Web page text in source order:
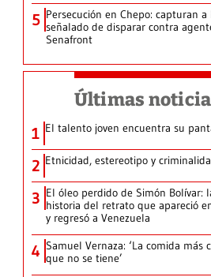
5 Persecución en Chepo: capturan
señalado de disparar contra
Senafront
Últimas
1 El talento joven encuentra su
2 Etnicidad, estereotipo y
3 El óleo perdido de Simón Bolívar:
historia del retrato que apareció
y regresó a Venezuela
4 Samuel Vernaza: ‘La comida más
que no se tiene’